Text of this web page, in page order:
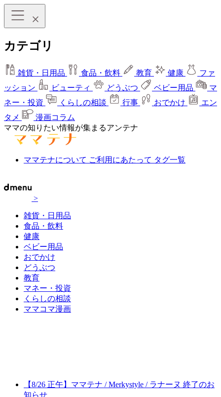
カテゴリ
雑貨・日用品 食品・飲料 教育 健康
ファ
ッション
ビューティ どうぶつ ベビー用品
マ
ネー・投資
くらしの相談 行事 おでかけ
エン
タメ
漫画コラム
ママの知りたい情報が集まるアンテナ
ママテナについて ご利用にあたって タグ一覧
>
雑貨・日用品
食品・飲料
健康
ベビー用品
おでかけ
どうぶつ
教育
マネー・投資
くらしの相談
ママコマ漫画
【8/26 正午】ママテナ / Merkystyle / ラナーヌ 終了のお
知らせ